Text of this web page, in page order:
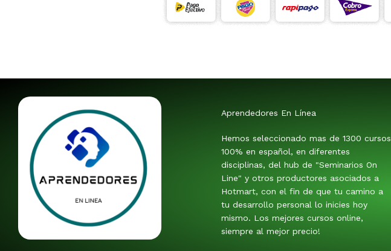
Aprendedores En Línea
Hemos seleccionado mas de 1300 cursos
100% en español, en diferentes
disciplinas, del hub de "Seminarios On
Line" y otros productores asociados a
Hotmart, con el fin de que tu camino a
tu desarrollo personal lo inicies hoy
mismo. Los mejores cursos online,
siempre al mejor precio!